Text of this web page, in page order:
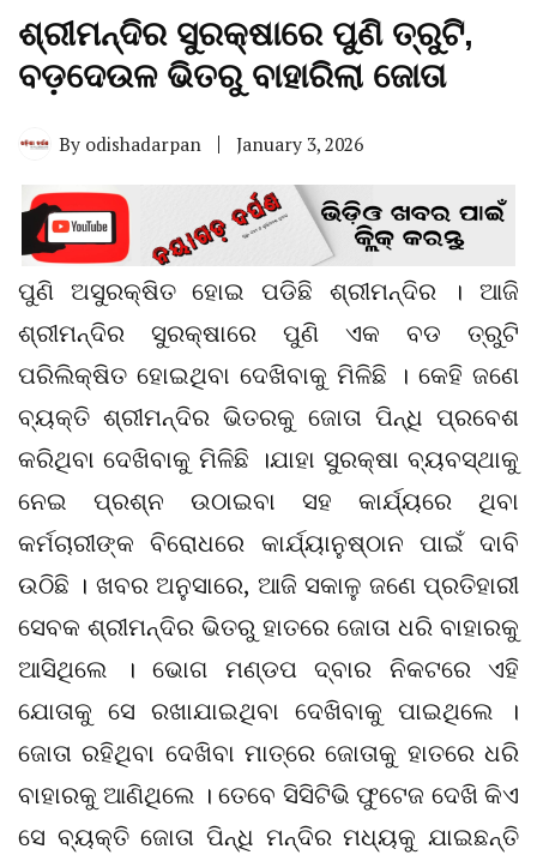
ଶ୍ରୀମନ୍ଦିର ସୁରକ୍ଷାରେ ପୁଣି ତ୍ରୁଟି,
ବଡ଼ଦେଉଳ ଭିତରୁ ବାହାରିଲା ଜୋତା
By odishadarpan January 3, 2026
ପୁଣି ଅସୁରକ୍ଷିତ ହୋଇ ପଡିଛି ଶ୍ରୀମନ୍ଦିର । ଆଜି
ଶ୍ରୀମନ୍ଦିର ସୁରକ୍ଷାରେ ପୁଣି ଏକ ବଡ ତ୍ରୁଟି
ପରିଲିକ୍ଷିତ ହୋଇଥିବା ଦେଖିବାକୁ ମିଳିଛି । କେହି ଜଣେ
ବ୍ୟକ୍ତି ଶ୍ରୀମନ୍ଦିର ଭିତରକୁ ଜୋତା ପିନ୍ଧି ପ୍ରବେଶ
କରିଥିବା ଦେଖିବାକୁ ମିଳିଛି ।ଯାହା ସୁରକ୍ଷା ବ୍ୟବସ୍ଥାକୁ
ନେଇ ପ୍ରଶ୍ନ ଉଠାଇବା ସହ କାର୍ଯ୍ୟରେ ଥିବା
କର୍ମଚାରୀଙ୍କ ବିରୋଧରେ କାର୍ଯ୍ୟାନୁଷ୍ଠାନ ପାଇଁ ଦାବି
ଉଠିଛି । ଖବର ଅନୁସାରେ, ଆଜି ସକାଳୁ ଜଣେ ପ୍ରତିହାରୀ
ସେବକ ଶ୍ରୀମନ୍ଦିର ଭିତରୁ ହାତରେ ଜୋତା ଧରି ବାହାରକୁ
ଆସିଥିଲେ । ଭୋଗ ମଣ୍ଡପ ଦ୍ବାର ନିକଟରେ ଏହି
ଯୋତାକୁ ସେ ରଖାଯାଇଥିବା ଦେଖିବାକୁ ପାଇଥିଲେ ।
ଜୋତା ରହିଥିବା ଦେଖିବା ମାତ୍ରେ ଜୋତାକୁ ହାତରେ ଧରି
ବାହାରକୁ ଆଣିଥିଲେ । ତେବେ ସିସିଟିଭି ଫୁଟେଜ ଦେଖି କିଏ
ସେ ବ୍ୟକ୍ତି ଜୋତା ପିନ୍ଧି ମନ୍ଦିର ମଧ୍ୟକୁ ଯାଇଛନ୍ତି